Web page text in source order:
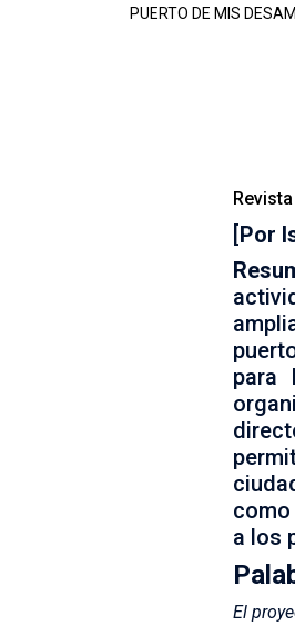
PUERTO DE MIS
[Por
para
a los
El